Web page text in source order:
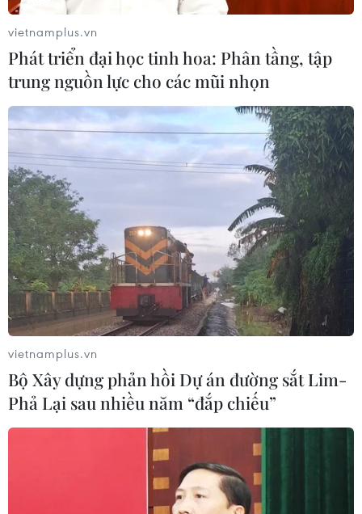
Khí hydro xanh "gây hiệu ứng nhà kính
nhiều hơn than đá"
13/08/2021 07:46
Khí hydro xanh đang được coi là năng lượng không
carbon, tuy nhiên, các nhà nghiên cứu hóa sinh và môi
trường của Mỹ mới đây khẳng định: “Khó có thể nói
rằng khí hydro xanh không thải khí."
Dự án bơm hydro xanh vào mạng lưới khí
đốt đầu tiên tại Mỹ Latinh
vietnamplus.vn
Phát triển đại học tinh hoa: Phân tầng, tập
trung nguồn lực cho các mũi nhọn
vietnamplus.vn
Bộ Xây dựng phản hồi Dự án đường sắt Lim-
Phả Lại sau nhiều năm “đắp chiếu”